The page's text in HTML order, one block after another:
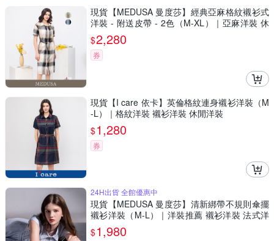
現貨【MEDUSA 曼度莎】經典亞麻格紋襯衫式
洋裝 - 附送皮帶 - 2色（M-XL）｜亞麻洋裝 休
閒穿搭
$2,280
券
現貨【I care 依卡】英倫格紋連身襯衫洋裝（M
-L）｜格紋洋裝 襯衫洋裝 休閒洋裝
$1,280
券
24H出貨 全館優惠中
現貨【MEDUSA 曼度莎】清新綁帶不規則傘擺
襯衫洋裝（M-L）｜洋裝推薦 襯衫洋裝 法式洋
裝
$1,980